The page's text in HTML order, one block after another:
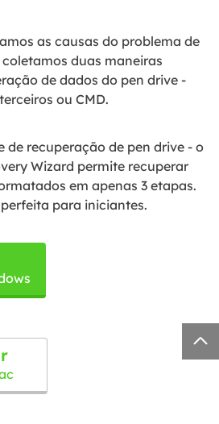
as causas do problema de
duas maneiras
de dados do pen drive -
ou CMD.
de recuperação de pen drive - o
Wizard permite recuperar
em apenas 3 etapas.
para iniciantes.
